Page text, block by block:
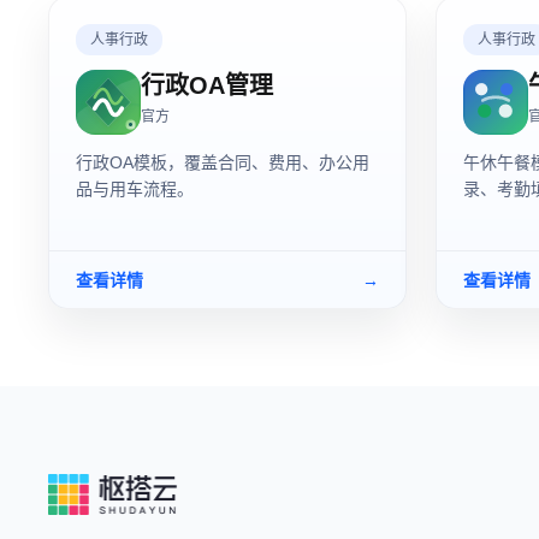
人事行政
行政OA管理
官方
行政OA模板，覆盖合同、费用、办公用
品与用车流程。
查看详情 →
人事行政
午休午餐
录、考勤
查看详情